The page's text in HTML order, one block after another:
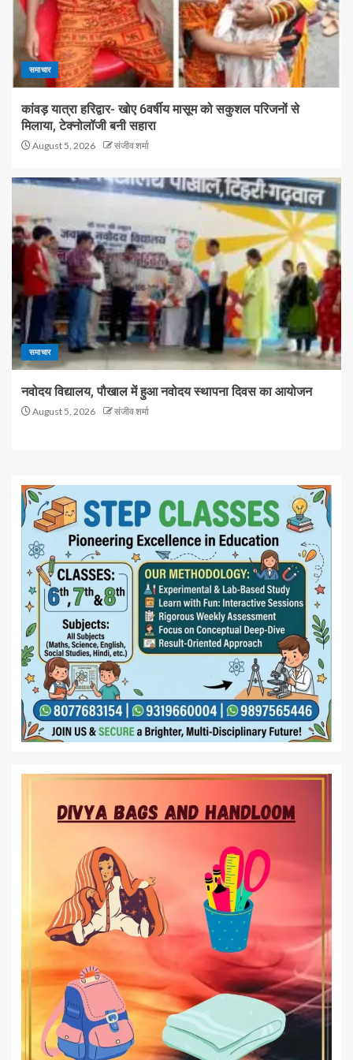
समाचार
कांवड़ यात्रा हरिद्वार- खोए 6वर्षीय मासूम को सकुशल परिजनों से
मिलाया, टेक्नोलॉजी बनी सहारा
August 5, 2026 संजीव शर्मा
समाचार
नवोदय विद्यालय, पौखाल में हुआ नवोदय स्थापना दिवस का आयोजन
August 5, 2026 संजीव शर्मा